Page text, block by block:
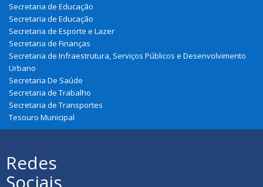
Secretaria de Educação
Secretaria de Educação
Secretaria de Esporte e Lazer
Secretaria de Finanças
Secretaria de Infraestrutura, Serviços Públicos e Desenvolvimento
Urbano
Secretaria De Saúde
Secretaria de Trabalho
Secretaria de Transportes
Tesouro Municipal
Redes
Sociais